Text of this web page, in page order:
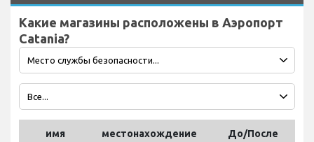
Какие магазины расположены в Аэропорт
Catania?
имя местонахождение
До/После